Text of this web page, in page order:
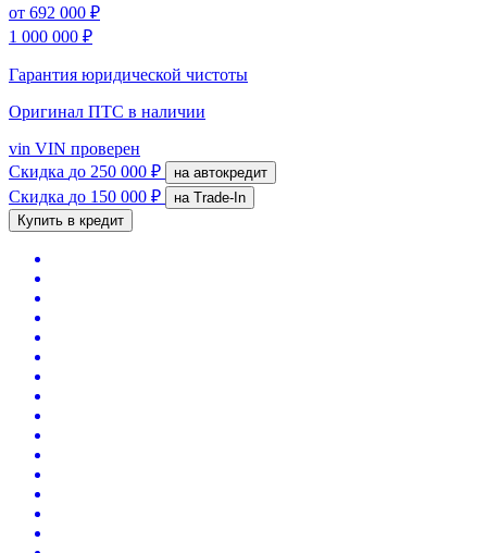
от 692 000 ₽
1 000 000 ₽
Гарантия юридической чистоты
Оригинал ПТС в наличии
vin VIN проверен
Скидка до 250 000 ₽ на автокредит
Скидка до 150 000 ₽
на Trade-In
Купить в кредит